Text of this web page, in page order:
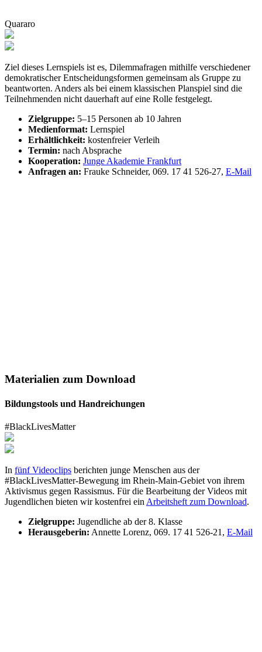
Quararo
Ziel dieses Lernspiels ist es, Dilemmafragen mithilfe verschiedener
demokratischer Entscheidungsformen gemeinsam als Gruppe zu
beantworten. Anders als bei einem klassischen Planspiel sind die
Teilnehmenden nicht dauerhaft auf eine Rolle festgelegt.
Zielgruppe: 5–15 Personen ab 10 Jahren
Medienformat: Lernspiel
Erhältlichkeit: kostenfreier Verleih
Termin: nach Absprache
Kooperation: Junge Akademie Frankfurt
Anfragen an: Frauke Schneider, 069. 17 41 526-27, E-Mail
Materialien zum Download
Bildungstools und Handreichungen
#BlackLivesMatter
In fünf Videoclips berichten junge Menschen aus der
#BlackLivesMatter-Bewegung im Rhein-Main-Gebiet von ihrem
Aktivismus gegen Rassismus. Für die Bearbeitung der Videos mit
Jugendlichen bieten wir kostenfrei ein Arbeitsheft zum Download.
Zielgruppe: Jugendliche ab der 8. Klasse
Herausgeberin: Annette Lorenz, 069. 17 41 526-21, E-Mail